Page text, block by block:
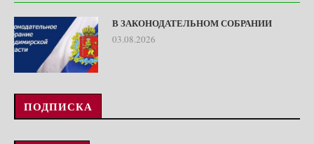
В ЗАКОНОДАТЕЛЬНОМ СОБРАНИИ
03.08.2026
ПОДПИСКА